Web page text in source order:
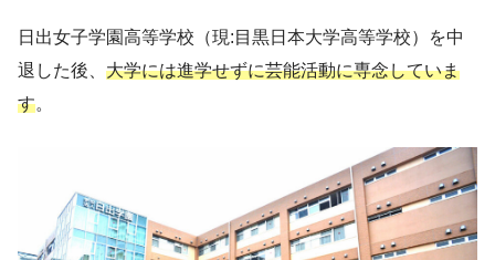
日出女子学園高等学校（現:目黒日本大学高等学校）を中
退した後、 大学には進学せずに芸能活動に専念していま
す。